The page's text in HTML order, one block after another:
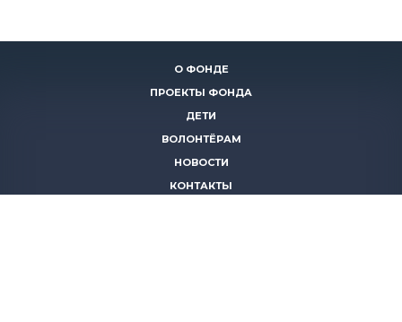
О ФОНДЕ
ПРОЕКТЫ ФОНДА
ДЕТИ
ВОЛОНТЁРАМ
НОВОСТИ
КОНТАКТЫ